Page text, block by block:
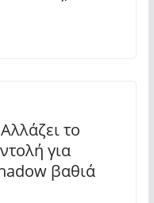
το
για
βαθιά